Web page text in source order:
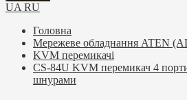
UA RU
Головна
Мережеве обладнання ATEN
KVM перемикачі
CS-84U KVM перемикач 4
шнурами